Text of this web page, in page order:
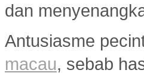
dan
Antusiasme
macau, sebab